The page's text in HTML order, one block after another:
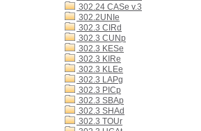
302.24 CASe v.3
302.2UNIe
302.3 CIRd
302.3 CUNp
302.3 KESe
302.3 KIRe
302.3 KLEe
302.3 LAPg
302.3 PICp
302.3 SBAp
302.3 SHAd
302.3 TOUr